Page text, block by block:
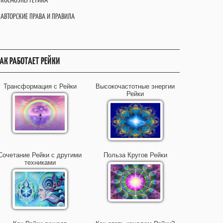
АВТОРСКИЕ ПРАВА И ПРАВИЛА
РАБОТАЕТ РЕЙКИ
Трансформация с Рейки
Высокочастотные энергии
Рейки
Рейки с другими
техниками
Польза Кругов Рейки